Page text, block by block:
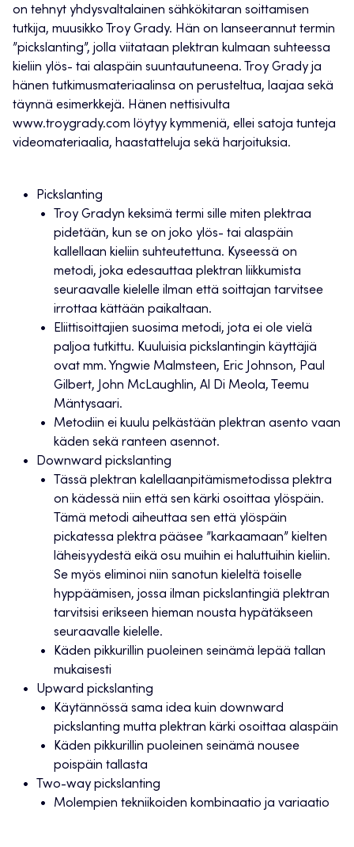
on tehnyt yhdysvaltalainen sähkökitaran soittamisen
tutkija, muusikko Troy Grady. Hän on lanseerannut termin
”pickslanting”, jolla viitataan plektran kulmaan suhteessa
kieliin ylös- tai alaspäin suuntautuneena. Troy Grady ja
hänen tutkimusmateriaalinsa on perusteltua, laajaa sekä
täynnä esimerkkejä. Hänen nettisivulta
www.troygrady.com löytyy kymmeniä, ellei satoja tunteja
videomateriaalia, haastatteluja sekä harjoituksia.
Pickslanting
Troy Gradyn keksimä termi sille miten plektraa
pidetään, kun se on joko ylös- tai alaspäin
kallellaan kieliin suhteutettuna. Kyseessä on
metodi, joka edesauttaa plektran liikkumista
seuraavalle kielelle ilman että soittajan tarvitsee
irrottaa kättään paikaltaan.
Eliittisoittajien suosima metodi, jota ei ole vielä
paljoa tutkittu. Kuuluisia pickslantingin käyttäjiä
ovat mm. Yngwie Malmsteen, Eric Johnson, Paul
Gilbert, John McLaughlin, Al Di Meola, Teemu
Mäntysaari.
Metodiin ei kuulu pelkästään plektran asento vaan
käden sekä ranteen asennot.
Downward pickslanting
Tässä plektran kalellaanpitämismetodissa plektra
on kädessä niin että sen kärki osoittaa ylöspäin.
Tämä metodi aiheuttaa sen että ylöspäin
pickatessa plektra pääsee ”karkaamaan” kielten
läheisyydestä eikä osu muihin ei haluttuihin kieliin.
Se myös eliminoi niin sanotun kieleltä toiselle
hyppäämisen, jossa ilman pickslantingiä plektran
tarvitsisi erikseen hieman nousta hypätäkseen
seuraavalle kielelle.
Käden pikkurillin puoleinen seinämä lepää tallan
mukaisesti
Upward pickslanting
Käytännössä sama idea kuin downward
pickslanting mutta plektran kärki osoittaa alaspäin
Käden pikkurillin puoleinen seinämä nousee
poispäin tallasta
Two-way pickslanting
Molempien tekniikoiden kombinaatio ja variaatio